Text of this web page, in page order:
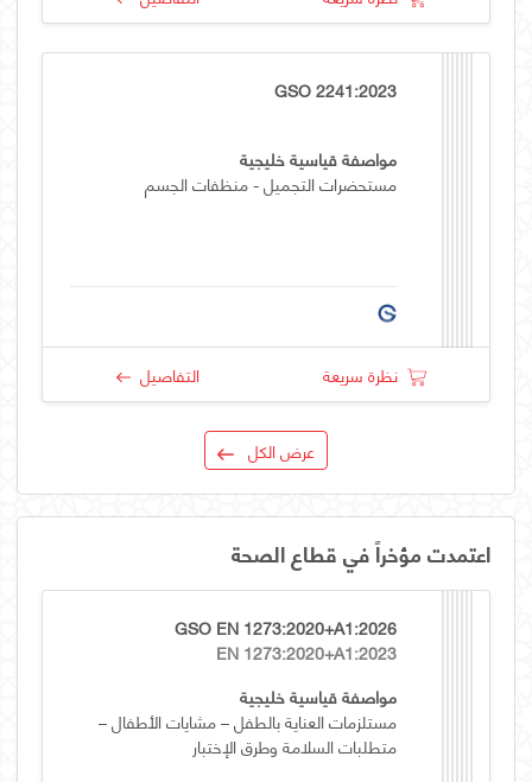
GSO 2241:2023
مواصفة قياسية خليجية
مستحضرات التجميل - منظفات الجسم
نظرة سريعة التفاصيل
عرض الكل
اعتمدت مؤخراً في قطاع الصحة
GSO EN 1273:2020+A1:2026
EN 1273:2020+A1:2023
مواصفة قياسية خليجية
مستلزمات العناية بالطفل – مشايات الأطفال –
متطلبات السلامة وطرق الإختبار